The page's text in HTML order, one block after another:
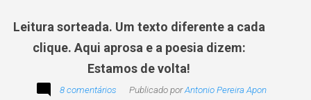
Leitura sorteada. Um texto diferente a cada
clique. Aqui aprosa e a poesia dizem:
Estamos de volta!
8 comentários Publicado porAntonio Pereira Apon